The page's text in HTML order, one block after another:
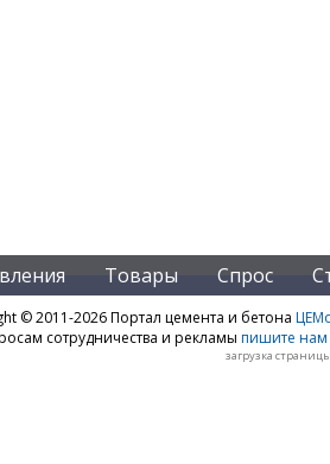
Товары Спрос
© 2011-2026 Портал цемента и бетона
сотрудничества и рекламы пишите нам
загрузка